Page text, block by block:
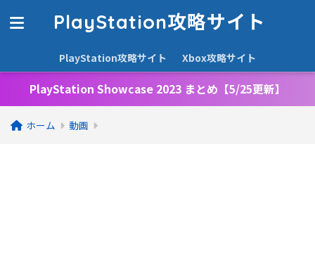
PlayStation攻略サイト
PlayStation攻略サイト Xbox攻略サイト
PlayStation Showcase 2023 まとめ【5/25更新】
ホーム 動画